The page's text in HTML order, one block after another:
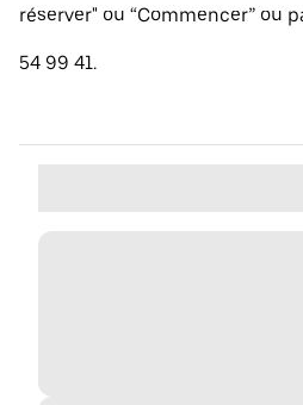
réserver" ou “Commencer” ou
54 99 41.